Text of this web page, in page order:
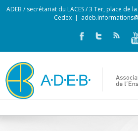
ADEB / secrétariat du LACES / 3 Ter, place de
Cedex |